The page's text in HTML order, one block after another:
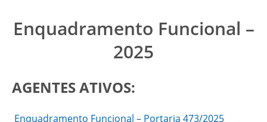
Enquadramento Funcional –
2025
AGENTES ATIVOS:
Enquadramento Funcional – Portaria 473/2025